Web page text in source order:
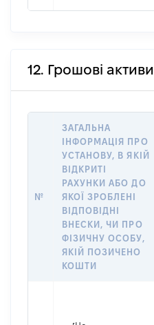
12. Грошові активи
№
ЗАГАЛЬНА
ІНФОРМАЦІЯ ПРО
УСТАНОВУ, В ЯКІЙ
ВІДКРИТІ
РАХУНКИ АБО ДО
ЯКОЇ ЗРОБЛЕНІ
ВІДПОВІДНІ
ВНЕСКИ, ЧИ ПРО
ФІЗИЧНУ ОСОБУ,
ЯКІЙ ПОЗИЧЕНО
КОШТИ